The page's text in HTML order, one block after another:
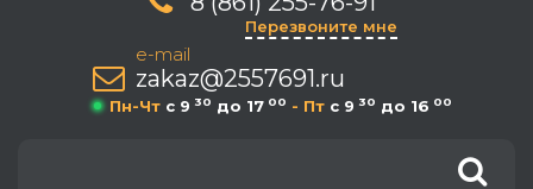
Перезвоните мне
e-mail
zakaz@2557691.ru
Пн-Чт c 9 30 до 17 00 - Пт c 9 30 до 16 00